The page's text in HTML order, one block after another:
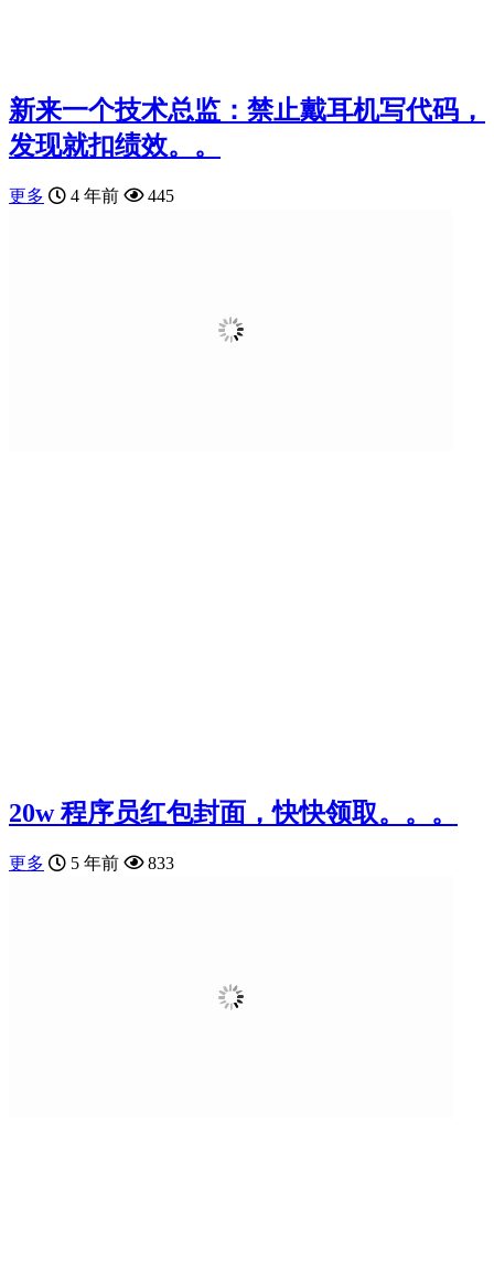
新来一个技术总监：禁止戴耳机写代码，
发现就扣绩效。。
更多 4 年前 445
20w 程序员红包封面，快快领取。。。
更多 5 年前 833